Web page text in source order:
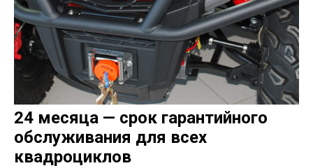
24 месяца — срок гарантийного
обслуживания для всех
квадроциклов